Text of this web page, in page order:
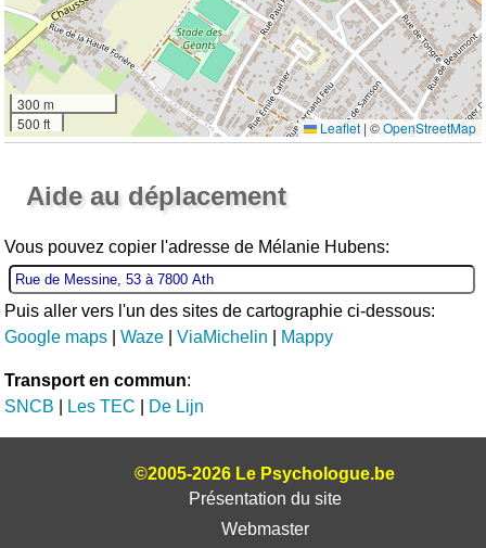
300 m
500 ft
Leaflet | ©OpenStreetMap
Aide au déplacement
Vous pouvez copier l'adresse de Mélanie Hubens:
Puis aller vers l'un des sites de cartographie ci-dessous:
Google maps |Waze |ViaMichelin Mappy
Transport en commun:
SNCB
Les TEC De Lijn
©2005-2026 Le Psychologue.be
Présentation du site
Webmaster